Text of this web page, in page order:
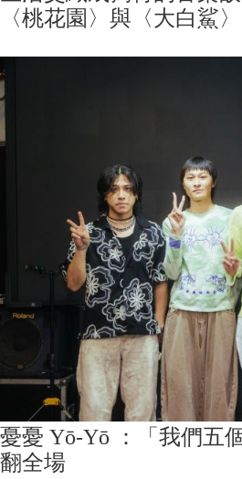
〈桃花園〉與〈大白鯊
憂憂 Yō-Yō ：「我們五
翻全場